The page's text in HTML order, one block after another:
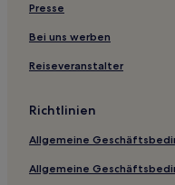
Ryokans in Kamogawa
Gasthäuser in Strand
Ryokans in Strand von
Familien in Funabashi
Hotels mit Parkplatz
Hotels mit
Presse
Bei uns werben
Reiseveranstalter
Richtlinien
Allgemeine
Allgemeine